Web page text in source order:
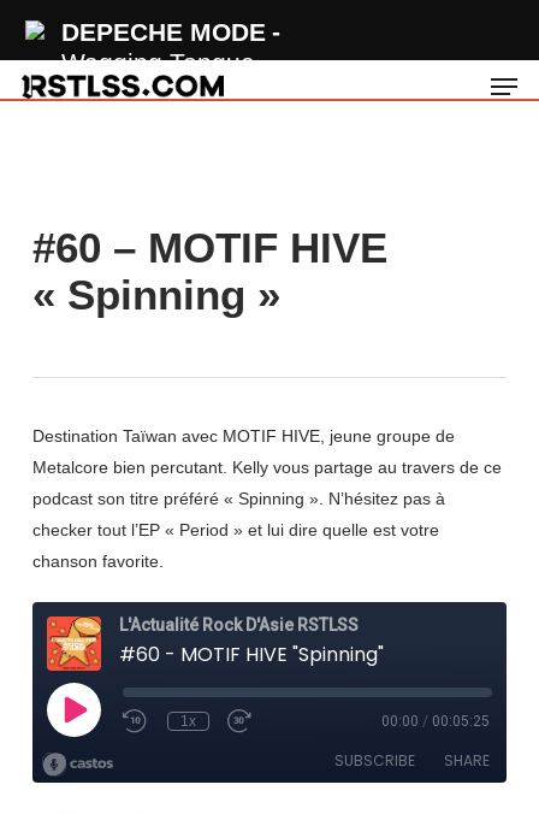
DEPECHE MODE
Wagging Tongue
main
#60 – MOTIF HIVE
« Spinning »
Destination Taïwan avec MOTIF HIVE, jeune groupe de
Metalcore bien percutant. Kelly vous partage au travers de ce
podcast son titre préféré « Spinning ». N’hésitez pas à
checker tout l’EP « Period » et lui dire quelle est votre
chanson favorite.